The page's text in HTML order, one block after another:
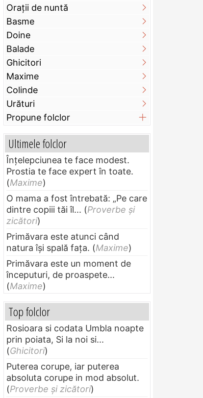
Orații de nuntă
Basme
Doine
Balade
Ghicitori
Maxime
Colinde
Urături
Propune folclor
Ultimele folclor
Înțelepciunea te face modest.
Prostia te face expert în toate.
(Maxime)
O mama a fost întrebată: „Pe care
dintre copiii tăi îl... (Proverbe și
zicători)
Primăvara este atunci când
natura își spală fața. (Maxime)
Primăvara este un moment de
începuturi, de proaspete...
(Maxime)
Top folclor
Rosioara si codata Umbla noapte
prin poiata, Si la noi si...
(Ghicitori)
Puterea corupe, iar puterea
absoluta corupe in mod absolut.
(Proverbe și zicători)